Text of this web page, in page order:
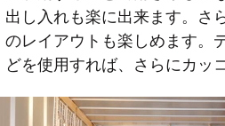
出し入れも楽に出来ます。さ
のレイアウトも楽しめます。
どを使用すれば、さらにカッ